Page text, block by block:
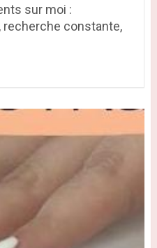
sur moi :
constante,